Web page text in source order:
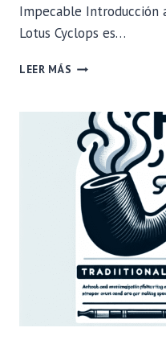
Impecable Introducción
Lotus Cyclops es…
LEER MÁS CORTAPUROS
UN
SOLO
OJO
PARA
UN
CORTE
IMPECABLE